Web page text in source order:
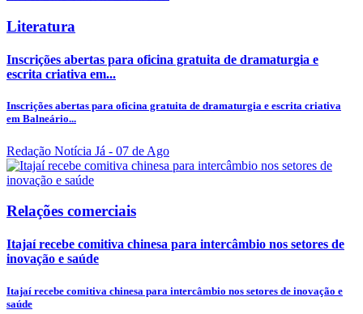
Literatura
Inscrições abertas para oficina gratuita de dramaturgia e
escrita criativa em...
Inscrições abertas para oficina gratuita de dramaturgia e escrita criativa
em Balneário...
Redação Notícia Já - 07 de Ago
Relações comerciais
Itajaí recebe comitiva chinesa para intercâmbio nos setores de
inovação e saúde
Itajaí recebe comitiva chinesa para intercâmbio nos setores de inovação e
saúde